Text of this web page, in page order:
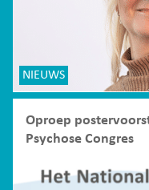
NIEUWS
Oproep
Psychose Congres